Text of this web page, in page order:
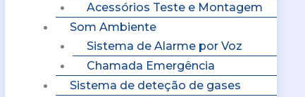
Acessórios Teste e Montagem
Som Ambiente
Sistema de Alarme por Voz
Chamada Emergência
Sistema de deteção de gases